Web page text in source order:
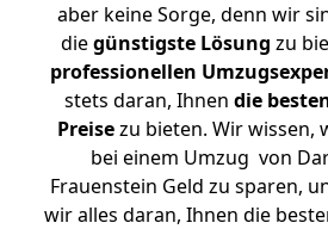
aber keine Sorge, denn wir
diegünstigste Lösung zu
professionellen
stets daran, Ihnen die
Preisezu bieten. Wir wissen,
bei einem Umzug von
Frauenstein Geld zu sparen,
wir alles daran, Ihnen die